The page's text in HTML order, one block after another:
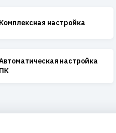
настройка
настройка